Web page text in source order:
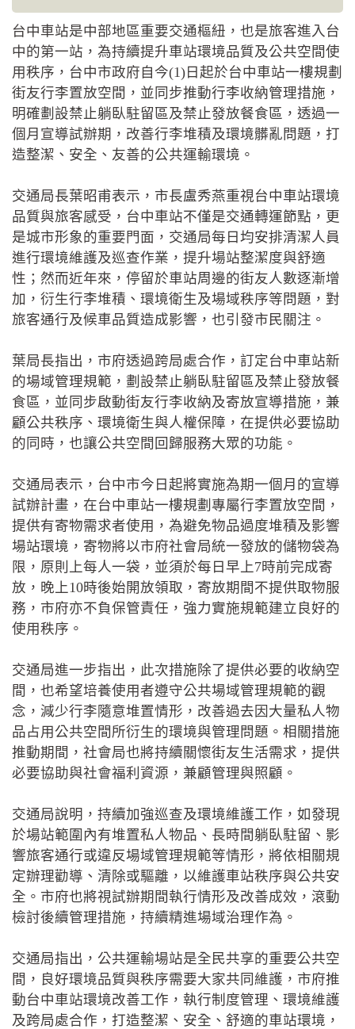
台中車站是中部地區重要交通樞紐，也是旅客進入台
中的第一站，為持續提升車站環境品質及公共空間使
用秩序，台中市政府自今(1)日起於台中車站一樓規劃
街友行李置放空間，並同步推動行李收納管理措施，
明確劃設禁止躺臥駐留區及禁止發放餐食區，透過一
個月宣導試辦期，改善行李堆積及環境髒亂問題，打
造整潔、安全、友善的公共運輸環境。
交通局長葉昭甫表示，市長盧秀燕重視台中車站環境
品質與旅客感受，台中車站不僅是交通轉運節點，更
是城市形象的重要門面，交通局每日均安排清潔人員
進行環境維護及巡查作業，提升場站整潔度與舒適
性；然而近年來，停留於車站周邊的街友人數逐漸增
加，衍生行李堆積、環境衛生及場域秩序等問題，對
旅客通行及候車品質造成影響，也引發市民關注。
葉局長指出，市府透過跨局處合作，訂定台中車站新
的場域管理規範，劃設禁止躺臥駐留區及禁止發放餐
食區，並同步啟動街友行李收納及寄放宣導措施，兼
顧公共秩序、環境衛生與人權保障，在提供必要協助
的同時，也讓公共空間回歸服務大眾的功能。
交通局表示，台中市今日起將實施為期一個月的宣導
試辦計畫，在台中車站一樓規劃專屬行李置放空間，
提供有寄物需求者使用，為避免物品過度堆積及影響
場站環境，寄物將以市府社會局統一發放的儲物袋為
限，原則上每人一袋，並須於每日早上7時前完成寄
放，晚上10時後始開放領取，寄放期間不提供取物服
務，市府亦不負保管責任，強力實施規範建立良好的
使用秩序。
交通局進一步指出，此次措施除了提供必要的收納空
間，也希望培養使用者遵守公共場域管理規範的觀
念，減少行李隨意堆置情形，改善過去因大量私人物
品占用公共空間所衍生的環境與管理問題。相關措施
推動期間，社會局也將持續關懷街友生活需求，提供
必要協助與社會福利資源，兼顧管理與照顧。
交通局說明，持續加強巡查及環境維護工作，如發現
於場站範圍內有堆置私人物品、長時間躺臥駐留、影
響旅客通行或違反場域管理規範等情形，將依相關規
定辦理勸導、清除或驅離，以維護車站秩序與公共安
全。市府也將視試辦期間執行情形及改善成效，滾動
檢討後續管理措施，持續精進場域治理作為。
交通局指出，公共運輸場站是全民共享的重要公共空
間，良好環境品質與秩序需要大家共同維護，市府推
動台中車站環境改善工作，執行制度管理、環境維護
及跨局處合作，打造整潔、安全、舒適的車站環境，